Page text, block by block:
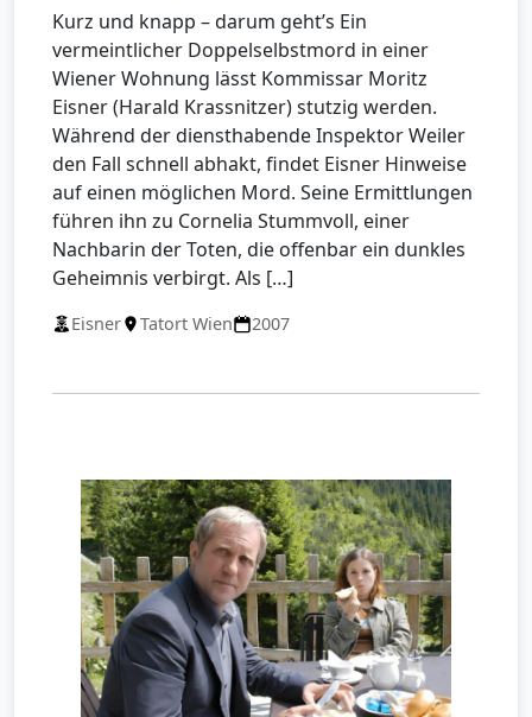
Kurz und knapp – darum geht’s Ein
vermeintlicher Doppelselbstmord in einer
Wiener Wohnung lässt Kommissar Moritz
Eisner (Harald Krassnitzer) stutzig werden.
Während der diensthabende Inspektor Weiler
den Fall schnell abhakt, findet Eisner Hinweise
auf einen möglichen Mord. Seine Ermittlungen
führen ihn zu Cornelia Stummvoll, einer
Nachbarin der Toten, die offenbar ein dunkles
Geheimnis verbirgt. Als […]
Eisner Tatort Wien 2007